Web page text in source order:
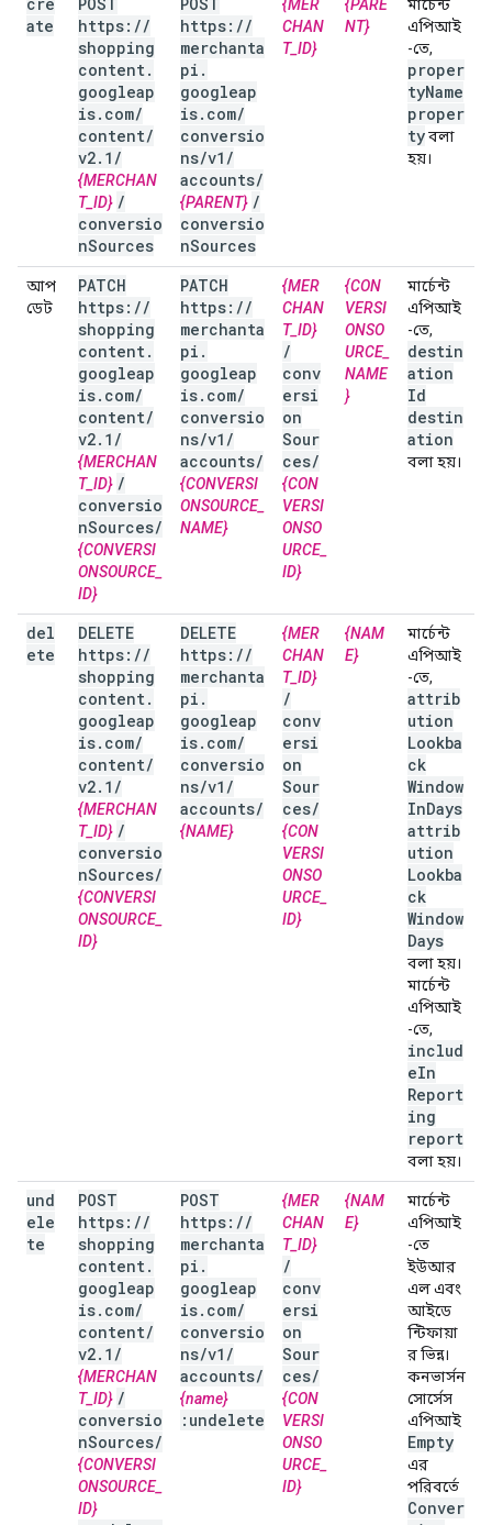
ate
https: //
shopping
content.
googleap
is. com/
content/
v2. 1 /
{MERCHAN
T_ID} /
conversio
nSources
https: //
merchanta
pi .
googleap
is. com/
conversio
ns/v1 /
accounts/
{PARENT} /
conversio
nSources
{MER
CHAN
T_ID}
{PARE
NT}
মার্চেন্ট
এপিআই
-তে,
proper
tyName
proper
tyবলা
হয়।
আপ
ডেট
PATCH
https: //
shopping
content.
googleap
is. com/
content/
v2. 1 /
{MERCHAN
T_ID} /
conversio
nSources/
{CONVERSI
ONSOURCE_
ID}
PATCH
https: //
merchanta
pi .
googleap
is. com/
conversio
ns/v1 /
accounts/
{CONVERSI
ONSOURCE_
NAME}
{MER
CHAN
T_ID}
/
conv
ersi
on
Sour
ces/
{CON
VERSI
ONSO
URCE_
ID}
{CON
VERSI
ONSO
URCE_
NAME
}
মার্চেন্ট
এপিআই
-তে,
destin
ation
Id
destin
ation
বলা হয়।
del
ete
DELETE
https: //
shopping
content.
googleap
is. com/
content/
v2. 1 /
{MERCHAN
T_ID} /
conversio
nSources/
{CONVERSI
ONSOURCE_
ID}
DELETE
https: //
merchanta
pi .
googleap
is. com/
conversio
ns/v1 /
accounts/
{NAME}
{MER
CHAN
T_ID}
/
conv
ersi
on
Sour
ces/
{CON
VERSI
ONSO
URCE_
ID}
{NAM
E}
মার্চেন্ট
এপিআই
-তে,
attrib
ution
Lookba
ck
Window
InDays
attrib
ution
Lookba
ck
Window
Days
বলা হয়।
মার্চেন্ট
এপিআই
-তে,
includ
eIn
Report
ing
report
বলা হয়।
und
ele
te
POST
https: //
shopping
content.
googleap
is. com/
content/
v2. 1 /
{MERCHAN
T_ID} /
conversio
nSources/
{CONVERSI
ONSOURCE_
ID}
POST
https: //
merchanta
pi .
googleap
is. com/
conversio
ns/v1 /
accounts/
{name}
:undelete
{MER
CHAN
T_ID}
/
conv
ersi
on
Sour
ces/
{CON
VERSI
ONSO
URCE_
ID}
{NAM
E}
মার্চেন্ট
এপিআই
-তে
ইউআর
এল এবং
আইডে
ন্টিফায়া
র ভিন্ন।
কনভার্সন
সোর্সেস
এপিআই
Empty
এর
পরিবর্তে
Conver